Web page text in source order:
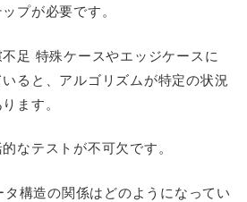
プが必要です。
足 特殊ケースやエッジケースに
ると、アルゴリズムが特定の状況
ます。
なテストが不可欠です。
構造の関係はどのようになってい